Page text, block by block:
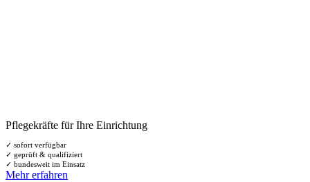
Pflegekräfte für Ihre Einrichtung
✓ sofort verfügbar
✓ geprüft & qualifiziert
✓ bundesweit im Einsatz
Mehr erfahren